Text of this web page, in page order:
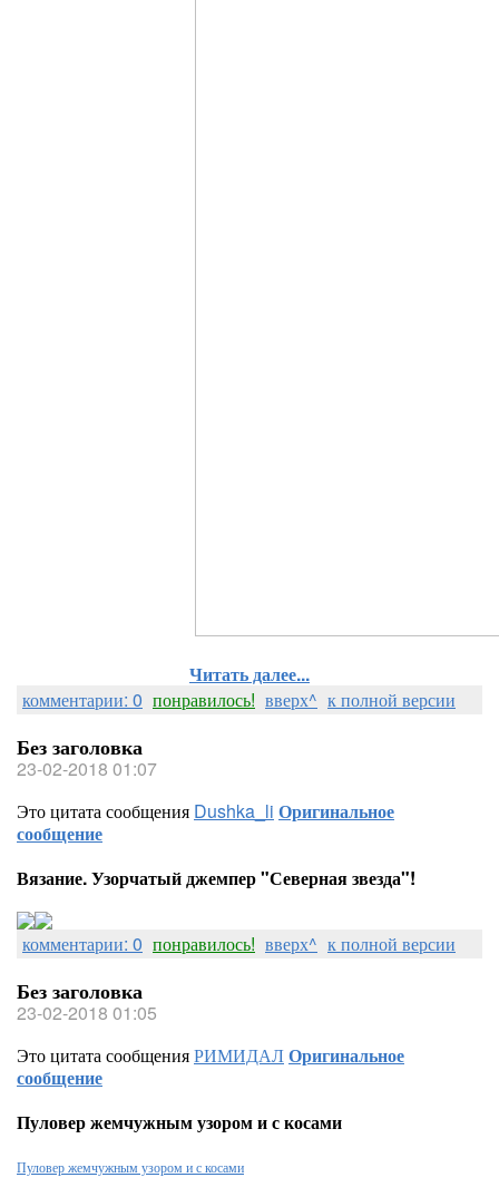
Читать далее...
комментарии: 0 понравилось! вверх^ к полной версии
Без заголовка
23-02-2018 01:07
Это цитата сообщения Dushka_li Оригинальное
сообщение
Вязание. Узорчатый джемпер "Северная звезда"!
комментарии: 0 понравилось! вверх^ к полной версии
Без заголовка
23-02-2018 01:05
Это цитата сообщенияРИМИДАЛОригинальное
сообщение
Пуловер жемчужным узором и с косами
Пуловер жемчужным узором и с косами